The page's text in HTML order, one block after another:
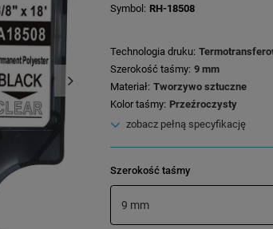
Symbol
RH-18508
Technologia druku
Szerokość taśmy 9 mm
Materiał Tworzywo sztuczne
Kolor taśmy Przeźroczysty
zobacz pełną specyfikację
Szerokość taśmy
9 mm